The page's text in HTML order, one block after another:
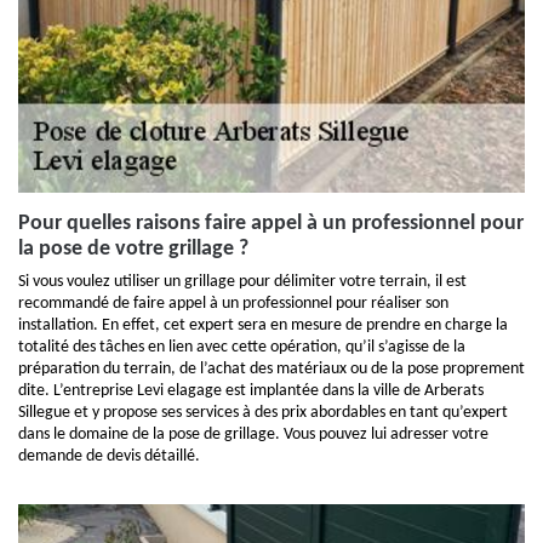
Pour quelles raisons faire appel à un professionnel pour
la pose de votre grillage ?
Si vous voulez utiliser un grillage pour délimiter votre terrain, il est
recommandé de faire appel à un professionnel pour réaliser son
installation. En effet, cet expert sera en mesure de prendre en charge la
totalité des tâches en lien avec cette opération, qu’il s’agisse de la
préparation du terrain, de l’achat des matériaux ou de la pose proprement
dite. L’entreprise Levi elagage est implantée dans la ville de Arberats
Sillegue et y propose ses services à des prix abordables en tant qu’expert
dans le domaine de la pose de grillage. Vous pouvez lui adresser votre
demande de devis détaillé.